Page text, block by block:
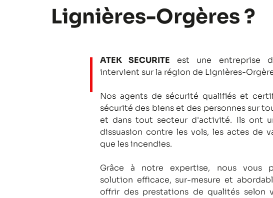
Lignières-Orgères ?
ATEK SECURITE est une entreprise
intervient sur la région de Lignières-
Nos agents de sécurité qualifiés et
sécurité des biens et des personnes sur
et dans tout secteur d'activité. Ils ont
dissuasion contre les vols, les actes de
que les incendies.
Grâce à notre expertise, nous vous
solution efficace, sur-mesure et
offrir des prestations de qualités selon